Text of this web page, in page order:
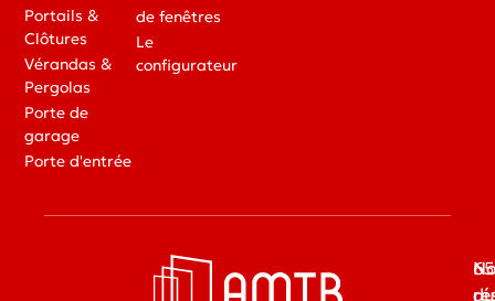
Portails &
Clôtures
Vérandas &
Pergolas
Porte de
garage
Porte d'entrée
de fenêtres
Le
configurateur
du